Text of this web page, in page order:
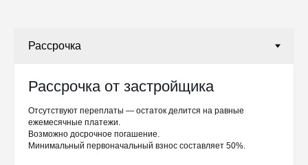
Рассрочка от застройщика
Отсутствуют переплаты — остаток делится на равные
ежемесячные платежи.
Возможно досрочное погашение.
Минимальный первоначальный взнос составляет 50%.